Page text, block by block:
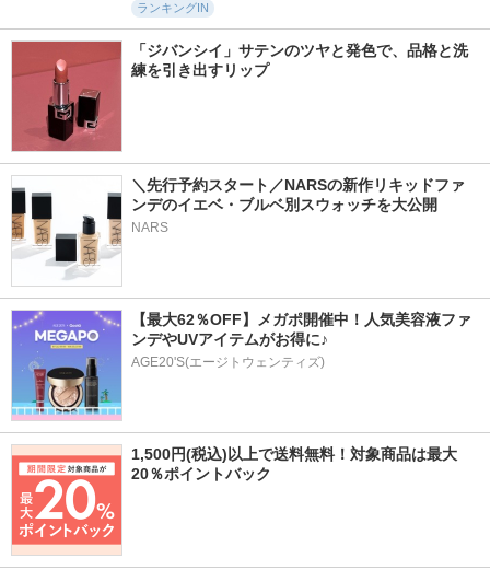
ランキングIN
「ジバンシイ」サテンのツヤと発色で、品格と洗
練を引き出すリップ
＼先行予約スタート／NARSの新作リキッドファ
ンデのイエベ・ブルベ別スウォッチを大公開
NARS
【最大62％OFF】メガポ開催中！人気美容液ファ
ンデやUVアイテムがお得に♪
AGE20'S(エージトウェンティズ)
1,500円(税込)以上で送料無料！対象商品は最大
20％ポイントバック